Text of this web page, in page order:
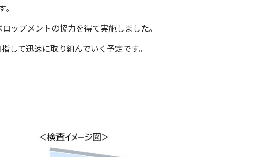
｡
ップメントの協力を得て実施しました｡
して迅速に取り組んでいく予定です｡